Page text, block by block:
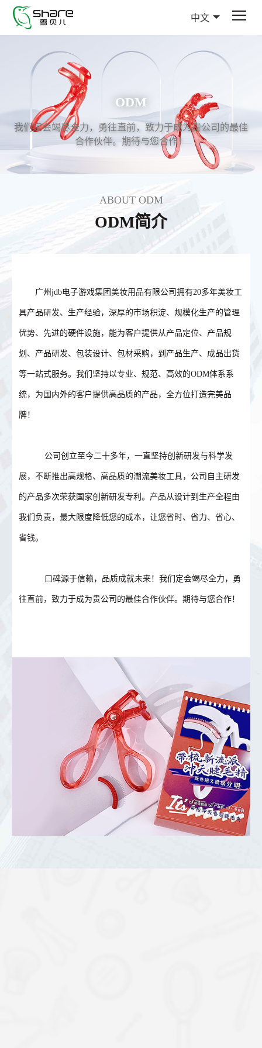
中文
ODM
我们定会竭尽全力，勇往直前，致力于成为贵公司的最佳
合作伙伴。期待与您合作！
ABOUT ODM
ODM简介
广州jdb电子游戏集团美妆用品有限公司拥有20多年美妆工
具产品研发、生产经验，深厚的市场积淀、规模化生产的管理
优势、先进的硬件设施，能为客户提供从产品定位、产品规
划、产品研发、包装设计、包材采购，到产品生产、成品出货
等一站式服务。我们坚持以专业、规范、高效的ODM体系系
统，为国内外的客户提供高品质的产品，全方位打造完美品
牌！
公司创立至今二十多年，一直坚持创新研发与科学发
展，不断推出高规格、高品质的潮流美妆工具，公司自主研发
的产品多次荣获国家创新研发专利。产品从设计到生产全程由
我们负责，最大限度降低您的成本，让您省时、省力、省心、
省钱。
口碑源于信赖，品质成就未来！我们定会竭尽全力，勇
往直前，致力于成为贵公司的最佳合作伙伴。期待与您合作！